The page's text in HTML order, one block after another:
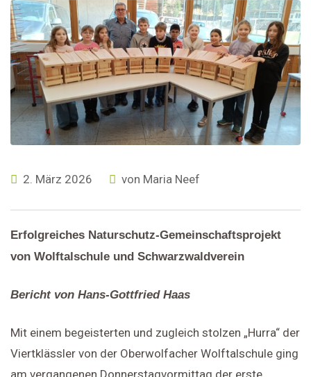
2. März 2026 von Maria Neef
Erfolgreiches Naturschutz-Gemeinschaftsprojekt
von Wolftalschule und Schwarzwaldverein
Bericht von Hans-Gottfried Haas
Mit einem begeisterten und zugleich stolzen „Hurra“ der
Viertklässler von der Oberwolfacher Wolftalschule ging
am vergangenen Donnerstagvormittag der erste